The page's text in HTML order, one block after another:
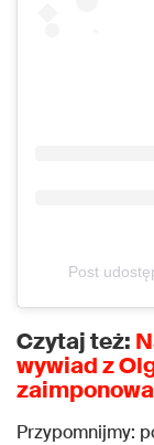
Post
Czytaj też:
wywiad z
Przypomnijmy: